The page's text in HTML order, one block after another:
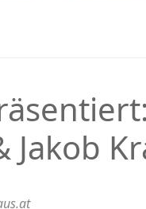
Jakob